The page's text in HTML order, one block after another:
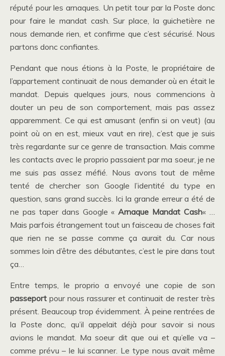
réputé pour les arnaques. Un petit tour par la Poste donc
pour faire le mandat cash. Sur place, la guichetière ne
nous demande rien, et confirme que c’est sécurisé. Nous
partons donc confiantes.
Pendant que nous étions à la Poste, le propriétaire de
l’appartement continuait de nous demander où en était le
mandat. Depuis quelques jours, nous commencions à
douter un peu de son comportement, mais pas assez
apparemment. Ce qui est amusant (enfin si on veut) (au
point où on en est, mieux vaut en rire), c’est que je suis
très regardante sur ce genre de transaction. Mais comme
les contacts avec le proprio passaient par ma soeur, je ne
me suis pas assez méfié. Nous avons tout de même
tenté de chercher son Google l’identité du type en
question, sans grand succès. Ici la grande erreur a été de
ne pas taper dans Google «Arnaque Mandat Cash« …
Mais parfois étrangement tout un faisceau de choses fait
que rien ne se passe comme ça aurait du. Car nous
sommes loin d’être des débutantes, c’est le pire dans tout
ça…
Entre temps, le proprio a envoyé une copie de son
passeport pour nous rassurer et continuait de rester très
présent. Beaucoup trop évidemment. À peine rentrées de
la Poste donc, qu’il appelait déjà pour savoir si nous
avions le mandat. Ma soeur dit que oui et qu’elle va –
comme prévu – le lui scanner. Le type nous avait même